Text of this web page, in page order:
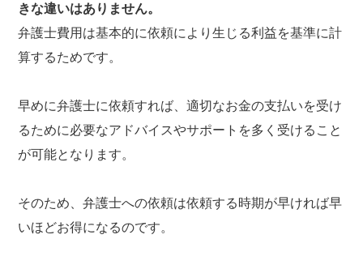
きな違いはありません。
弁護士費用は基本的に依頼により生じる利益を基準に計
算するためです。
早めに弁護士に依頼すれば、適切なお金の支払いを受け
るために必要なアドバイスやサポートを多く受けること
が可能となります。
そのため、弁護士への依頼は依頼する時期が早ければ早
いほどお得になるのです。